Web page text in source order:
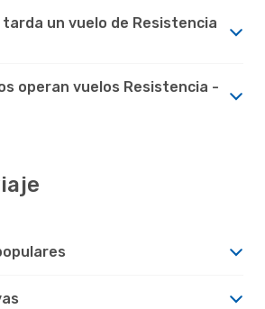
un vuelo de Resistencia
operan vuelos Resistencia -